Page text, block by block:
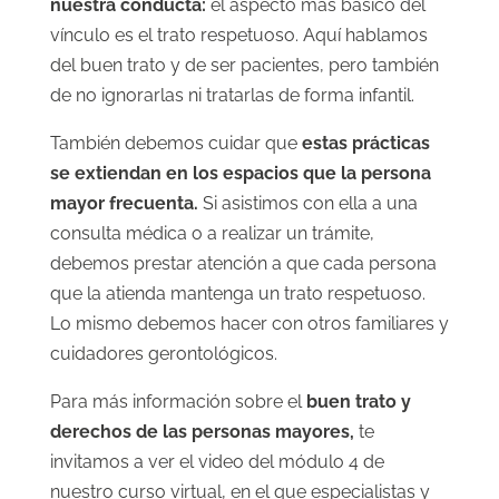
nuestra conducta: el aspecto más básico del
vínculo es el trato respetuoso. Aquí hablamos
del buen trato y de ser pacientes, pero también
de no ignorarlas ni tratarlas de forma infantil.
También debemos cuidar queestas prácticas
se extiendan en los espacios que la persona
mayor frecuenta. Si asistimos con ella a una
consulta médica o a realizar un trámite,
debemos prestar atención a que cada persona
que la atienda mantenga un trato respetuoso.
Lo mismo debemos hacer con otros familiares y
cuidadores gerontológicos.
Para más información sobre el buen trato y
derechos de las personas mayores, te
invitamos a ver el video del módulo 4 de
nuestro curso virtual, en el que especialistas y